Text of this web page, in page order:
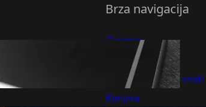
Brza navigacija
O nama
Predloži Vest
Pretplatite se na vesti
Karijera